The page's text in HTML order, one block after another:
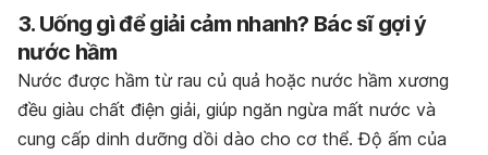
3. Uống gì để giải cảm nhanh? Bác sĩ gợi ý
nước hầm
Nước được hầm từ rau củ quả hoặc nước hầm xương
đều giàu chất điện giải, giúp ngăn ngừa mất nước và
cung cấp dinh dưỡng dồi dào cho cơ thể. Độ ấm của